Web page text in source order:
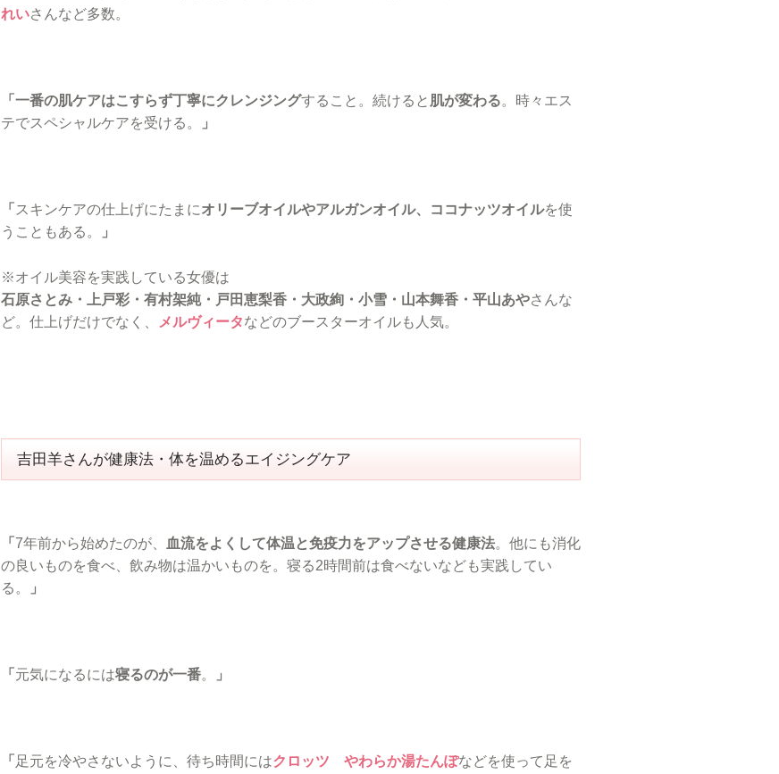
れいさんなど多数。
「一番の肌ケアはこすらず丁寧にクレンジングすること。続けると 肌が変わる。時々エス
テでスペシャルケアを受ける。
」
「 スキンケアの仕上げにたまにオリーブオイルやアルガンオイル、ココナッツオイルを使
うこともある。
」
※オイル美容を実践している女優は
石原さとみ・上戸彩・有村架純・戸田恵梨香・大政絢・小雪・山本舞香・平山あやさんな
ど。仕上げだけでなく、
メルヴィータなどのブースターオイルも人気。
吉田羊さんが健康法・体を温めるエイジングケア
「 7年前から始めたのが、 血流をよくして体温と免疫力をアップさせる健康法。他にも消化
の良いものを食べ、飲み物は温かいものを。寝る2時間前は食べないなども実践してい
る。
」
「 元気になるには寝るのが一番。 」
「 足元を冷やさないように、待ち時間にはクロッツ やわらか湯たんぽなどを使って足を